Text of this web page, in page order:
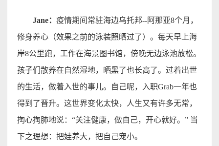
Jane： 疫情期间常驻海边乌托邦--阿那亚8个月，
修身养心（效果之前的泳装照晒过了）。每天早上海
岸8公里跑，工作在海景图书馆，傍晚无边泳池放松。
孩子们散养在自然湿地，晒黑了也长高了。过着出世
的生活，做着入世的事儿。自己呢，入职Grab一年也
得到了晋升。这世界变化太快，人生又有许多无常，
掏心掏肺地说： “关注健康，做自己，开心就好。 ” 当
下之理想：把娃养大，把自己宠小。